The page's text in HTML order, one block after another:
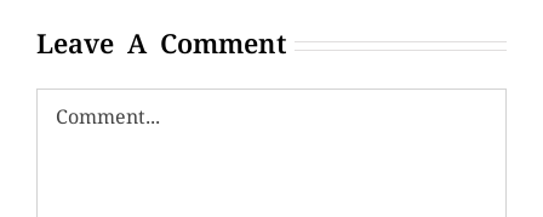
Leave A Comment
Comment